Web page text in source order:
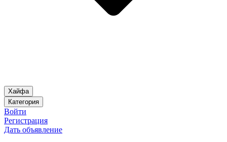
Хайфа
Категория
Войти
Регистрация
Дать объявление